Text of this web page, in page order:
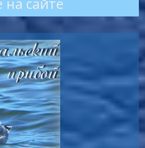
сайте